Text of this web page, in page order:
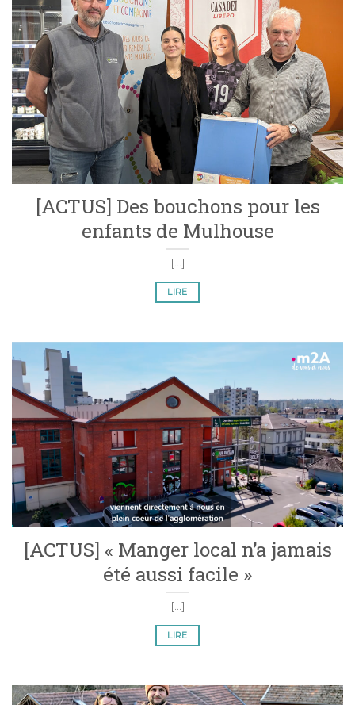
[ACTUS] Des bouchons pour les
enfants de Mulhouse
[...]
LIRE
[ACTUS] « Manger local n’a jamais
été aussi facile »
[...]
LIRE